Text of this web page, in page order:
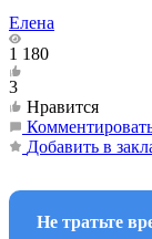
Елена
1 180
3
Нравится
Добавить в
Не тратьте